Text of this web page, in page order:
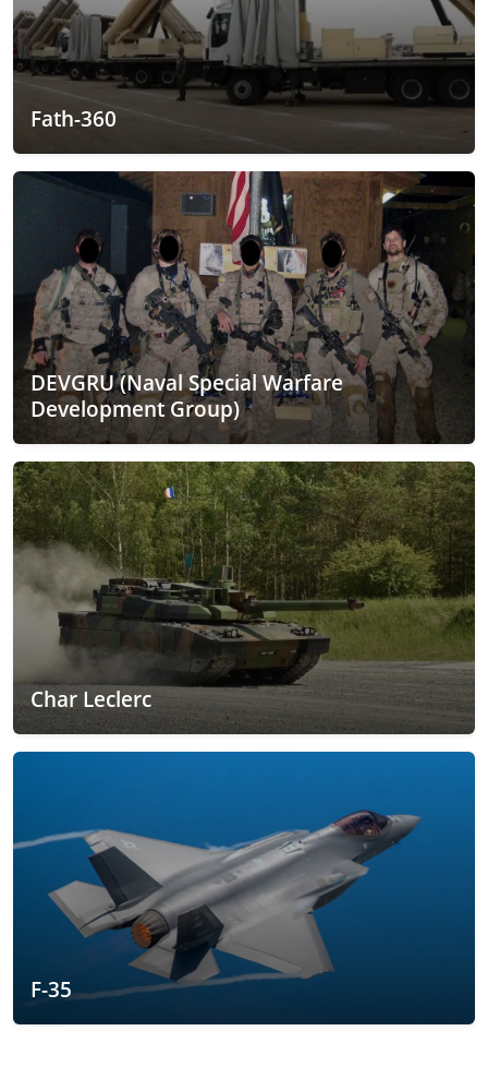
Fath-360
DEVGRU (Naval Special Warfare
Development Group)
Char Leclerc
F-35